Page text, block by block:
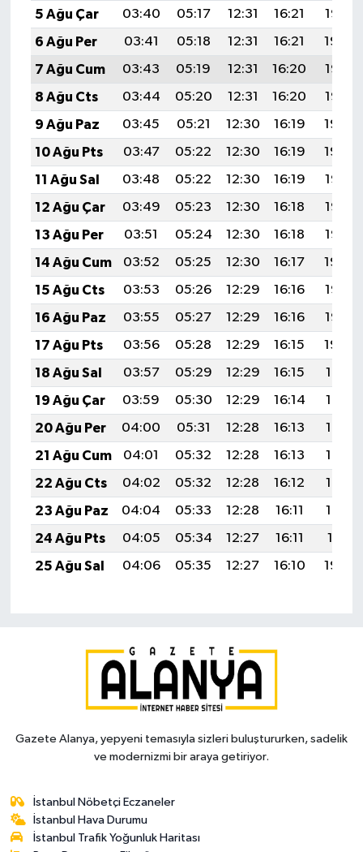
5 Ağu Çar
03:40 05:17 12:31 16:21
19:35
6 Ağu Per
03:41 05:18 12:31 16:21
19:34
7 Ağu Cum
03:43 05:19 12:31 16:20
19:33
8 Ağu Cts
03:44 05:20 12:31 16:20
19:32
9 Ağu Paz
03:45 05:21 12:30 16:19
19:30
10 Ağu Pts
03:47 05:22 12:30 16:19
19:29
11 Ağu Sal
03:48 05:22 12:30 16:19
19:28
12 Ağu Çar
03:49 05:23 12:30 16:18
19:27
13 Ağu Per
03:51 05:24 12:30 16:18
19:25
14 Ağu Cum
03:52 05:25 12:30 16:17
19:24
15 Ağu Cts
03:53 05:26 12:29 16:16
19:23
16 Ağu Paz
03:55 05:27 12:29 16:16
19:22
17 Ağu Pts
03:56 05:28 12:29 16:15
19:20
18 Ağu Sal
03:57 05:29 12:29 16:15
19:19
19 Ağu Çar
03:59 05:30 12:29 16:14
19:18
20 Ağu Per
04:00 05:31 12:28 16:13
19:16
21 Ağu Cum
04:01 05:32 12:28 16:13
19:15
22 Ağu Cts
04:02 05:32 12:28 16:12
19:13
23 Ağu Paz
04:04 05:33 12:28 16:11
19:12
24 Ağu Pts
04:05 05:34 12:27 16:11
19:11
25 Ağu Sal
04:06 05:35 12:27 16:10 19:09
Gazete Alanya, yepyeni temasıyla sizleri buluştururken, sadelik
ve modernizmi bir araya getiriyor.
İstanbul Nöbetçi Eczaneler
İstanbul Hava Durumu
İstanbul Trafik Yoğunluk Haritası